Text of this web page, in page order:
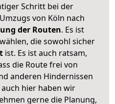
Schritt bei der
von Köln nach
der Routen. Es ist
die sowohl sicher
ist. Es ist auch ratsam,
die Route frei von
anderen Hindernissen
hier haben wir
gerne die Planung,